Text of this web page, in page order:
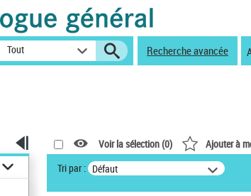
Tout Recherche avancée
Voir la sélection (0) Ajouter à
Tri par : Défaut